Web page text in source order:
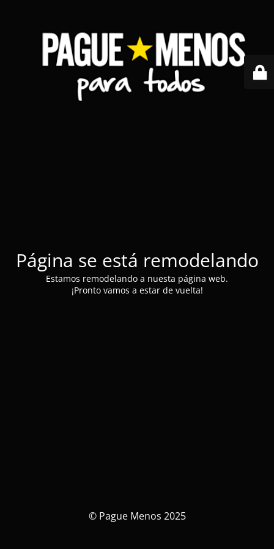
Página se está remodelando
Estamos remodelando a nuesta página web.
¡Pronto vamos a estar de vuelta!
© Pague Menos 2025